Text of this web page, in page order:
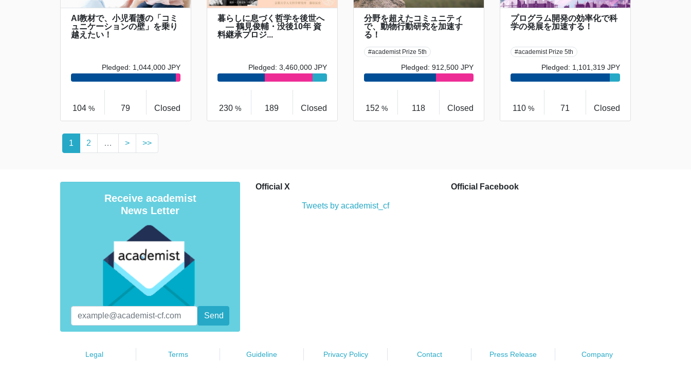
AI教材で、小児看護の「コミ
ュニケーションの壁」を乗り
越えたい！
Pledged: 1,044,000 JPY
104% 79 Closed
暮らしに息づく哲学を後世へ
― 鶴見俊輔・没後10年 資
料継承プロジ...
Pledged: 3,460,000 JPY
230% 189 Closed
分野を超えたコミュニティ
で、動物行動研究を加速す
る！
#academist Prize 5th
Pledged: 912,500 JPY
152% 118 Closed
プログラム開発の効率化で科
学の発展を加速する！
#academist Prize 5th
Pledged: 1,101,319 JPY
110 % 71 Closed
1 2 … > >>
Receive academist
News Letter
Official X
Tweets by academist_cf
Official Facebook
Legal Terms Guideline Privacy Policy Contact Press Release Company